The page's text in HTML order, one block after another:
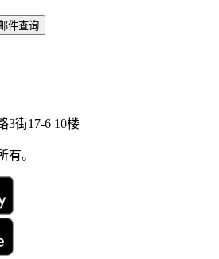
件查询
3街17-6 10楼
有。